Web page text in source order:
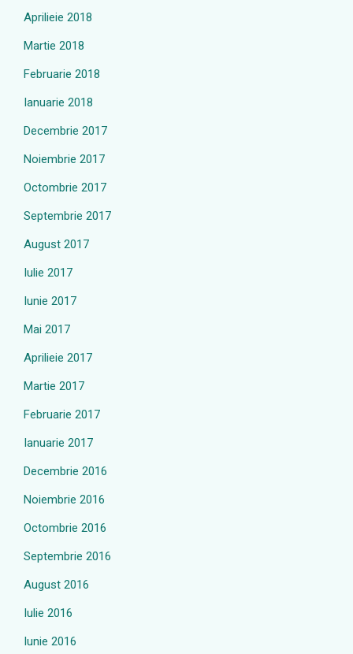
Aprilieie 2018
Martie 2018
Februarie 2018
Ianuarie 2018
Decembrie 2017
Noiembrie 2017
Octombrie 2017
Septembrie 2017
August 2017
Iulie 2017
Iunie 2017
Mai 2017
Aprilieie 2017
Martie 2017
Februarie 2017
Ianuarie 2017
Decembrie 2016
Noiembrie 2016
Octombrie 2016
Septembrie 2016
August 2016
Iulie 2016
Iunie 2016